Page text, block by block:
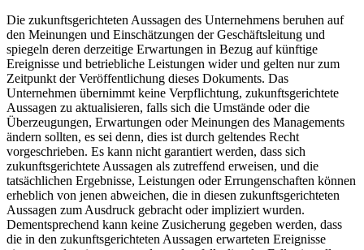
Die zukunftsgerichteten Aussagen des Unternehmens beruhen auf
den Meinungen und Einschätzungen der Geschäftsleitung und
spiegeln deren derzeitige Erwartungen in Bezug auf künftige
Ereignisse und betriebliche Leistungen wider und gelten nur zum
Zeitpunkt der Veröffentlichung dieses Dokuments. Das
Unternehmen übernimmt keine Verpflichtung, zukunftsgerichtete
Aussagen zu aktualisieren, falls sich die Umstände oder die
Überzeugungen, Erwartungen oder Meinungen des Managements
ändern sollten, es sei denn, dies ist durch geltendes Recht
vorgeschrieben. Es kann nicht garantiert werden, dass sich
zukunftsgerichtete Aussagen als zutreffend erweisen, und die
tatsächlichen Ergebnisse, Leistungen oder Errungenschaften können
erheblich von jenen abweichen, die in diesen zukunftsgerichteten
Aussagen zum Ausdruck gebracht oder impliziert wurden.
Dementsprechend kann keine Zusicherung gegeben werden, dass
die in den zukunftsgerichteten Aussagen erwarteten Ereignisse